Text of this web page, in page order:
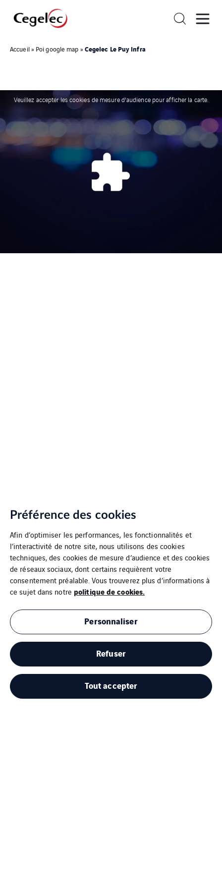
Accueil» Poi google map »Cegelec Le Puy Infra
Veuillez accepter les cookies de mesure d'audience pour afficher la carte.
Cegelec Le Puy Infra
Préférence des cookies
Afin d’optimiser les performances, les fonctionnalités et
l’interactivité de notre site, nous utilisons des cookies
techniques, des cookies de mesure d’audience et des cookies
de réseaux sociaux, dont certains requièrent votre
consentement préalable. Vous trouverez plus d’informations à
ce sujet dans notre politique de cookies.
Personnaliser
Refuser
Tout accepter